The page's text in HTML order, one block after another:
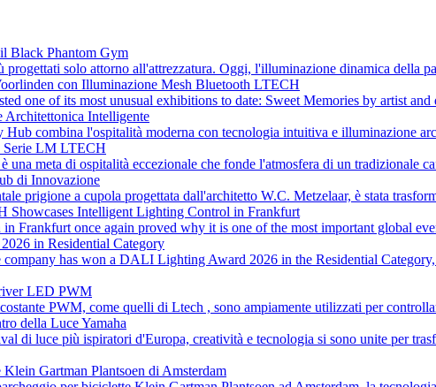
Black Phantom Gym
solo attorno all'attrezzatura. Oggi, l'illuminazione dinamica della
con Illuminazione Mesh Bluetooth LTECH
one of its most unusual exhibitions to date: Sweet Memories by artist
Architettonica Intelligente
Hub combina l'ospitalità moderna con tecnologia intuitiva e illuminazione
Serie LM LTECH
una meta di ospitalità eccezionale che fonde l'atmosfera di un tradizionale
di Innovazione
prigione a cupola progettata dall'architetto W.C. Metzelaar, è stata
Showcases Intelligent Lighting Control in Frankfurt
Frankfurt once again proved why it is one of the most important global
in Residential Category
has won a DALI Lighting Award 2026 in the Residential
LED PWM
PWM, come quelli di Ltech , sono ampiamente utilizzati per
della Luce Yamaha
di luce più ispiratori d'Europa, creatività e tecnologia si sono unite per
Gartman Plantsoen di Amsterdam